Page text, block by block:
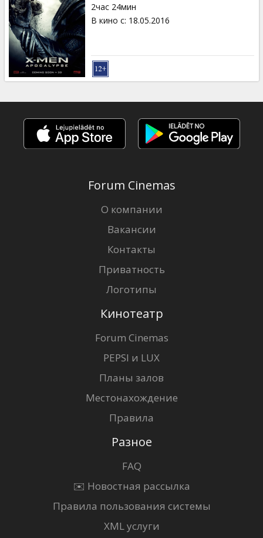
2час 24мин
В кино с: 18.05.2016
Forum Cinemas
О компании
Вакансии
Контакты
Приватность
Логотипы
Кинотеатр
Forum Cinemas
PEPSI и LUX
Планы залов
Местонахождение
Правила
Разное
FAQ
✉️ Новостная рассылка
Правила пользования системы
XML услуги